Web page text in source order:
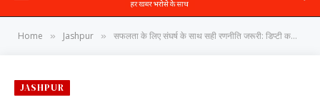
Home » Jashpur » सफलता के लिए संघर्ष के साथ सही रणनीति जरूरी: डिप्टी कलेक्टर समीर बड़ा ने छात्रों को दिए सफलता के मंत्र
JASHPUR